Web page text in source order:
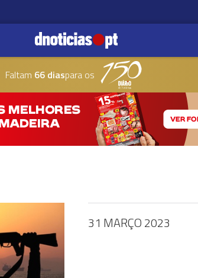
Faltam 66 diaspara os
31 MARÇO 2023